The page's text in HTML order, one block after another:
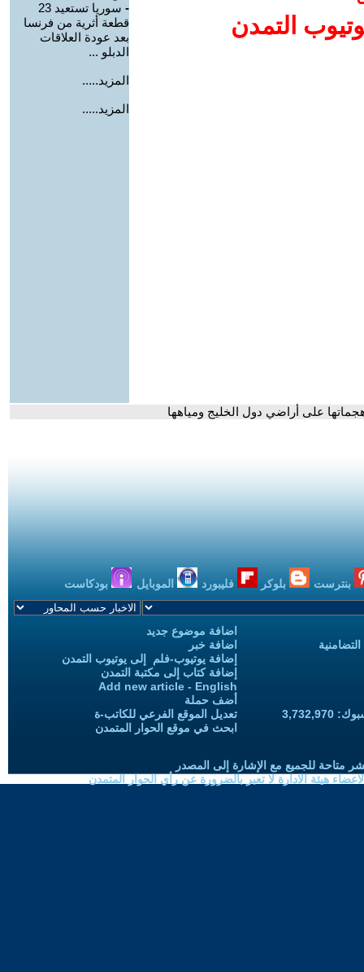
التمدن
-
سوريا تستعيد 23
قطعة أثرية من فرنسا
بعد عودة العلاقات
الدبلو ...
المزيد.....
المزيد.....
على أراضي دول الخليج ومياهها
بنترست بلوكر فليبورد الموبايل بودكاست
اضافة موضوع جديد
اضافة خبر
إضافة يوتيوب-فلم إلى يوتيوب التمدن
إضافة كتاب إلى مكتبة التمدن
Add new article - English
أضف حملة
تعديل الموقع الفرعي للكاتب-ة
ابحث في موقع الحوار المتمدن
متاحة للجميع مع الإشارة إلى المصدر
هيئة الادارة لا تعبر بالضرورة عن رأي الحوار المتمدن